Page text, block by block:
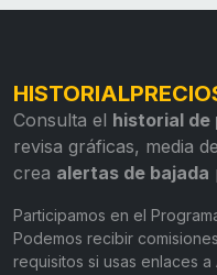
Consulta el historial de
revisa gráficas, media
crea alertas de bajada
Participamos en el
Podemos recibir
requisitos si usas enlaces